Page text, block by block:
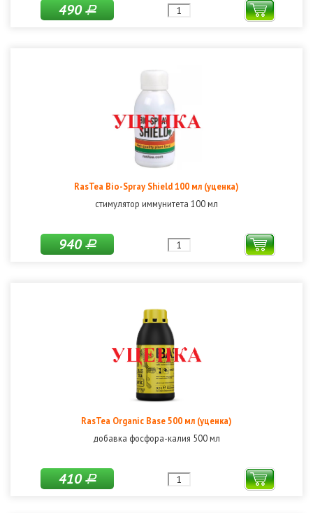
490Р
RasTea Bio-Spray Shield 100 мл (уценка)
стимулятор иммунитета 100 мл
940Р
RasTea Organic Base 500 мл (уценка)
добавка фосфора-калия 500 мл
410Р